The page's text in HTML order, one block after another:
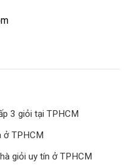
3 giỏi tại TPHCM
ở TPHCM
giỏi uy tín ở TPHCM